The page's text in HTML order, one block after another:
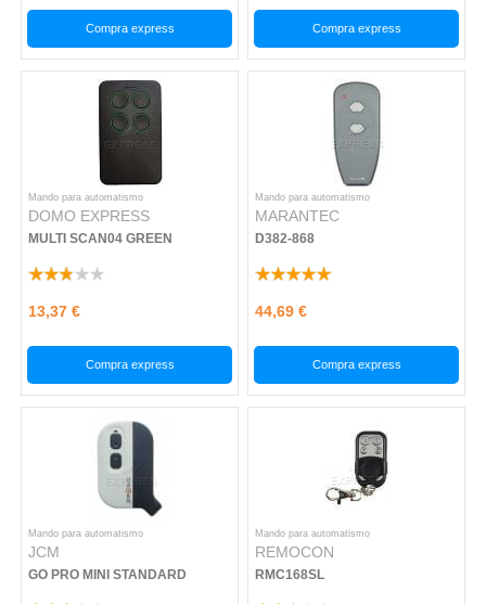
Compra express Compra express
Mando para automatismo
DOMO EXPRESS
MULTI SCAN04 GREEN
13,37 €
Compra express
Mando para automatismo
MARANTEC
D382-868
44,69 €
Compra express
Mando para automatismo
JCM
GO PRO MINI STANDARD
Mando para automatismo
REMOCON
RMC168SL